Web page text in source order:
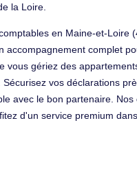
la Loire.
en Maine-et-Loire
complet
gériez des
vos déclarations
avec le bon partenaire.
d'un service premium